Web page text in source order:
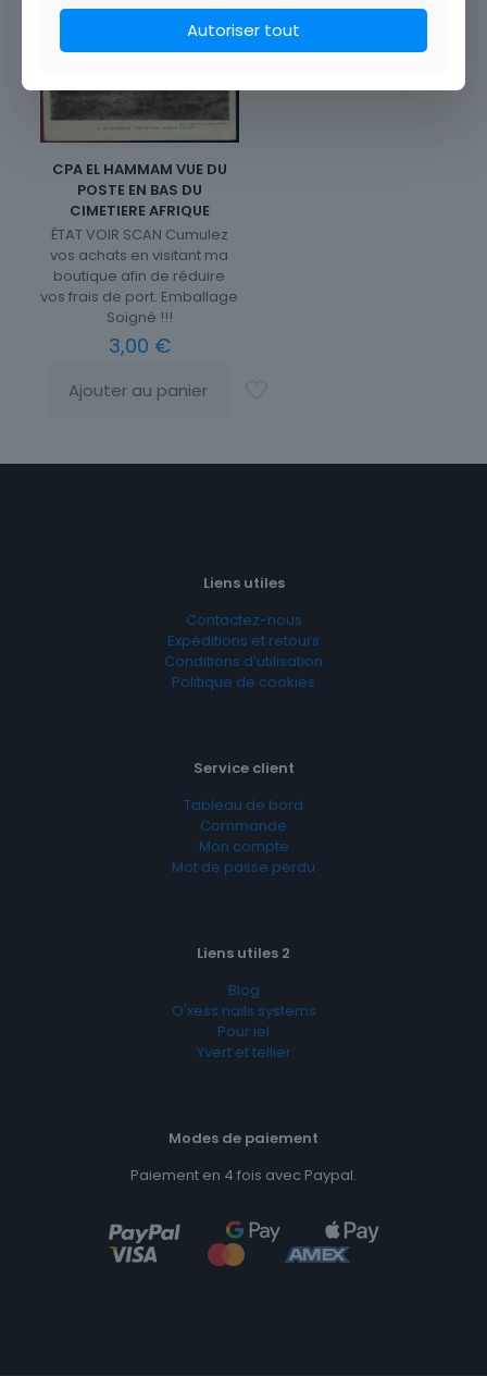
CPA EL HAMMAM VUE DU
POSTE EN BAS DU
CIMETIERE AFRIQUE
ÉTAT VOIR SCAN Cumulez
vos achats en visitant ma
boutique afin de réduire
vos frais de port. Emballage
Soigné !!!
3,00 €
Ajouter au panier
Liens utiles
Contactez-nous
Expéditions et retours
Conditions d’utilisation
Politique de cookies
Service client
Tableau de bord
Commande
Mon compte
Mot de passe perdu
Liens utiles 2
Blog
O'xess nails systems
Pour iel
Yvert et tellier
Modes de paiement
Paiement en 4 fois avec Paypal.
Autoriser tout